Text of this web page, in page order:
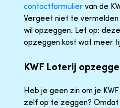
contactformulier van de
Vergeet niet te
wil opzeggen. Let op:
opzeggen kost wat meer
KWF Loterij
Heb je geen zin om je
zelf op te zeggen?